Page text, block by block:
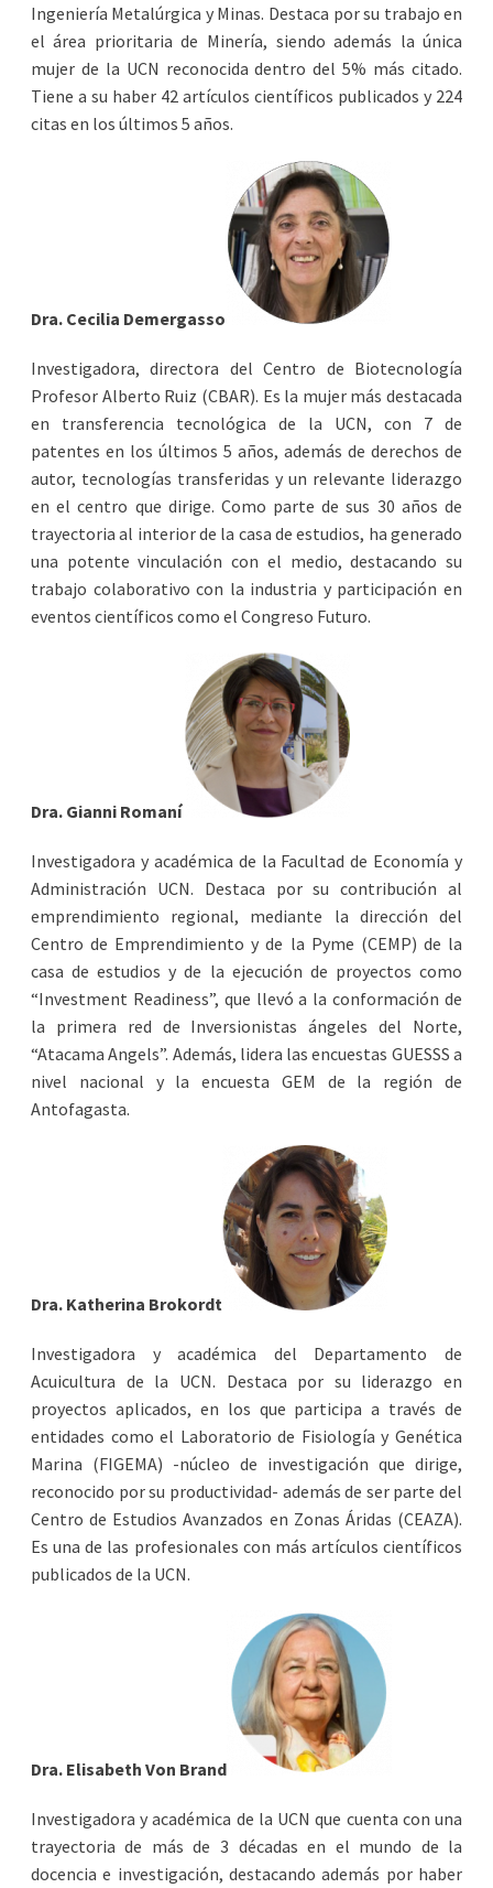
Ingeniería Metalúrgica y Minas. Destaca por su trabajo en
el área prioritaria de Minería, siendo además la única
mujer de la UCN reconocida dentro del 5% más citado.
Tiene a su haber 42 artículos científicos publicados y 224
citas en los últimos 5 años.
Dra. Cecilia Demergasso
Investigadora, directora del Centro de Biotecnología
Profesor Alberto Ruiz (CBAR). Es la mujer más destacada
en transferencia tecnológica de la UCN, con 7 de
patentes en los últimos 5 años, además de derechos de
autor, tecnologías transferidas y un relevante liderazgo
en el centro que dirige. Como parte de sus 30 años de
trayectoria al interior de la casa de estudios, ha generado
una potente vinculación con el medio, destacando su
trabajo colaborativo con la industria y participación en
eventos científicos como el Congreso Futuro.
Dra. Gianni Romaní
Investigadora y académica de la Facultad de Economía y
Administración UCN. Destaca por su contribución al
emprendimiento regional, mediante la dirección del
Centro de Emprendimiento y de la Pyme (CEMP) de la
casa de estudios y de la ejecución de proyectos como
“Investment Readiness”, que llevó a la conformación de
la primera red de Inversionistas ángeles del Norte,
“Atacama Angels”. Además, lidera las encuestas GUESSS a
nivel nacional y la encuesta GEM de la región de
Antofagasta.
Dra. Katherina Brokordt
Investigadora y académica del Departamento de
Acuicultura de la UCN. Destaca por su liderazgo en
proyectos aplicados, en los que participa a través de
entidades como el Laboratorio de Fisiología y Genética
Marina (FIGEMA) -núcleo de investigación que dirige,
reconocido por su productividad- además de ser parte del
Centro de Estudios Avanzados en Zonas Áridas (CEAZA).
Es una de las profesionales con más artículos científicos
publicados de la UCN.
Dra. Elisabeth Von Brand
Investigadora y académica de la UCN que cuenta con una
trayectoria de más de 3 décadas en el mundo de la
docencia e investigación, destacando además por haber